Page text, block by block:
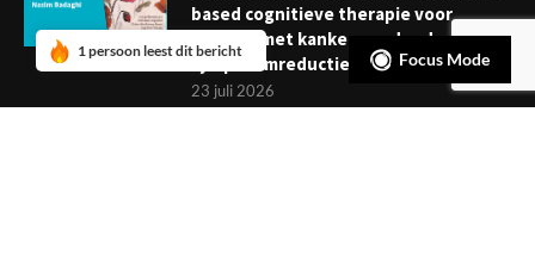
based cognitieve therapie voor
mensen met kanker: verder dan
symptoomreductie
23 juli 2026
Focus Mode
1 persoon leest dit bericht